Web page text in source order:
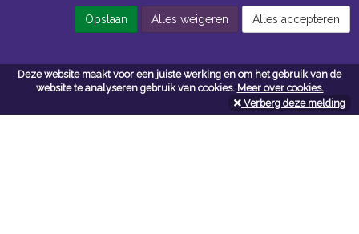
Deze website maakt voor een juiste werking en om het gebruik van de
website te analyseren gebruik van cookies. Meer over cookies.
Verberg deze melding
Contacteer ons
Opslaan Alles weigeren Alles accepteren